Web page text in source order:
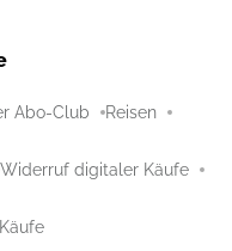
Abo-Club Reisen
Widerruf digitaler Käufe